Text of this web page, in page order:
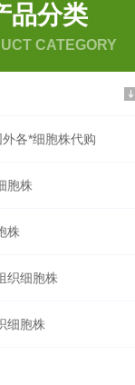
品分类
CATEGORY
各*细胞株代购
胞株
株
织细胞株
细胞株